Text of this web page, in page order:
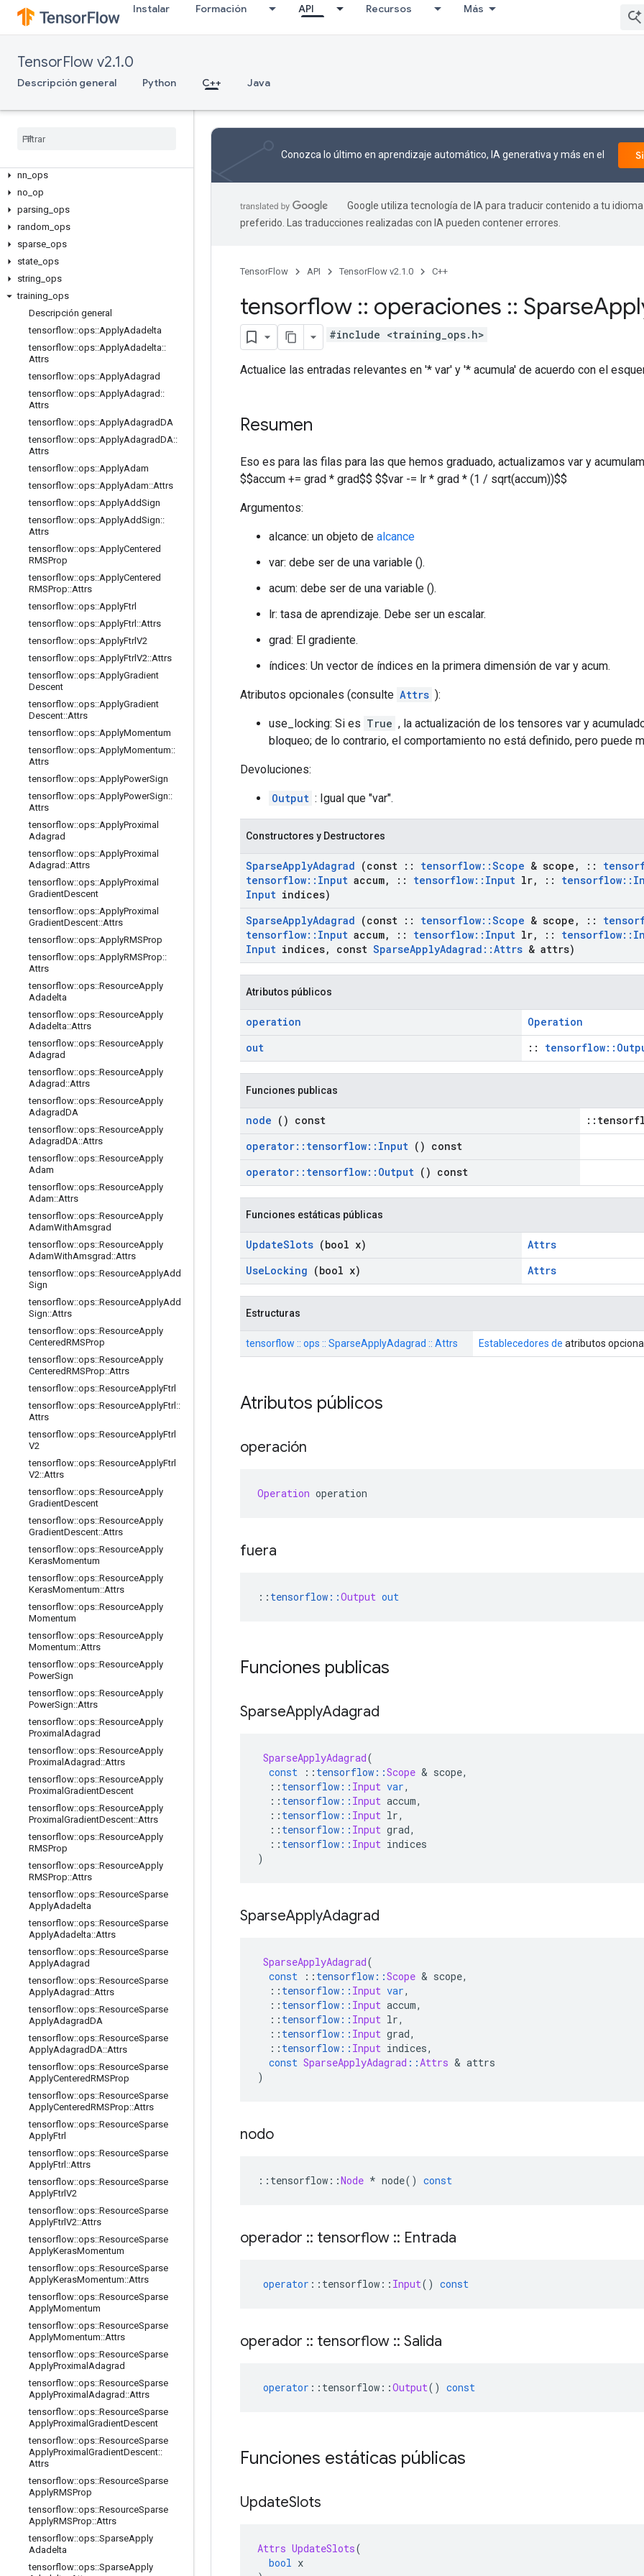
Instalar Formación API Recursos Más
TensorFlow v2.1.0
Descripción general Python C++ Java
array_ops
candidate_sampling_ops
control_flow_ops
data_flow_ops
logging
nn ops
no op
parsing ops
random ops
sparse ops
state ops
string ops
training ops
Descripción general
tensorflow::ops::ApplyAdadelta
tensorflow::ops::ApplyAdadelta::
Attrs
tensorflow::ops::ApplyAdagrad
tensorflow::ops::ApplyAdagrad ::
Attrs
tensorflow::ops::ApplyAdagradDA
tensorflow::ops::ApplyAdagradDA::
Attrs
tensorflow::ops::ApplyAdam
tensorflow::ops::ApplyAdam::Attrs
tensorflow::ops::ApplyAddSign
tensorflow::ops::ApplyAddSign::
Attrs
tensorflow::ops::ApplyCentered
RMSProp
tensorflow::ops::ApplyCentered
RMSProp::Attrs
tensorflow::ops::ApplyFtrl
tensorflow::ops::ApplyFtrl ::Attrs
tensorflow::ops::ApplyFtrlV2
tensorflow::ops::ApplyFtrlV2::Attrs
tensorflow::ops::ApplyGradient
Descent
tensorflow::ops::ApplyGradient
Descent::Attrs
tensorflow::ops::ApplyMomentum
tensorflow::ops::ApplyMomentum::
Attrs
tensorflow::ops::ApplyPowerSign
tensorflow::ops::ApplyPowerSign::
Attrs
tensorflow::ops::ApplyProximal
Adagrad
tensorflow::ops::ApplyProximal
Adagrad ::Attrs
tensorflow::ops::ApplyProximal
GradientDescent
tensorflow::ops::ApplyProximal
GradientDescent::Attrs
tensorflow::ops::ApplyRMSProp
tensorflow::ops::ApplyRMSProp::
Attrs
tensorflow::ops::ResourceApply
Adadelta
tensorflow::ops::ResourceApply
Adadelta::Attrs
tensorflow::ops::ResourceApply
Adagrad
tensorflow::ops::ResourceApply
Adagrad ::Attrs
tensorflow::ops::ResourceApply
AdagradDA
tensorflow::ops::ResourceApply
AdagradDA::Attrs
tensorflow::ops::ResourceApply
Adam
tensorflow::ops::ResourceApply
Adam::Attrs
tensorflow::ops::ResourceApply
AdamWithAmsgrad
tensorflow::ops::ResourceApply
AdamWithAmsgrad ::Attrs
tensorflow::ops::ResourceApplyAdd
Sign
tensorflow::ops::ResourceApplyAdd
Sign::Attrs
tensorflow::ops::ResourceApply
CenteredRMSProp
tensorflow::ops::ResourceApply
CenteredRMSProp::Attrs
tensorflow::ops::ResourceApplyFtrl
tensorflow::ops::ResourceApplyFtrl ::
Attrs
tensorflow::ops::ResourceApplyFtrl
V2
tensorflow::ops::ResourceApplyFtrl
V2::Attrs
tensorflow::ops::ResourceApply
GradientDescent
tensorflow::ops::ResourceApply
GradientDescent::Attrs
tensorflow::ops::ResourceApply
KerasMomentum
tensorflow::ops::ResourceApply
KerasMomentum::Attrs
tensorflow::ops::ResourceApply
Momentum
tensorflow::ops::ResourceApply
Momentum::Attrs
tensorflow::ops::ResourceApply
PowerSign
tensorflow::ops::ResourceApply
PowerSign::Attrs
tensorflow::ops::ResourceApply
Proximal Adagrad
tensorflow::ops::ResourceApply
Proximal Adagrad ::Attrs
tensorflow::ops::ResourceApply
Proximal GradientDescent
tensorflow::ops::ResourceApply
Proximal GradientDescent::Attrs
tensorflow::ops::ResourceApply
RMSProp
tensorflow::ops::ResourceApply
RMSProp::Attrs
tensorflow::ops::ResourceSparse
ApplyAdadelta
tensorflow::ops::ResourceSparse
ApplyAdadelta::Attrs
tensorflow::ops::ResourceSparse
ApplyAdagrad
tensorflow::ops::ResourceSparse
ApplyAdagrad ::Attrs
tensorflow::ops::ResourceSparse
ApplyAdagradDA
tensorflow::ops::ResourceSparse
ApplyAdagradDA::Attrs
tensorflow::ops::ResourceSparse
ApplyCenteredRMSProp
tensorflow::ops::ResourceSparse
ApplyCenteredRMSProp::Attrs
tensorflow::ops::ResourceSparse
ApplyFtrl
tensorflow::ops::ResourceSparse
ApplyFtrl ::Attrs
tensorflow::ops::ResourceSparse
ApplyFtrlV2
tensorflow::ops::ResourceSparse
ApplyFtrlV2::Attrs
tensorflow::ops::ResourceSparse
ApplyKerasMomentum
tensorflow::ops::ResourceSparse
ApplyKerasMomentum::Attrs
tensorflow::ops::ResourceSparse
ApplyMomentum
tensorflow::ops::ResourceSparse
ApplyMomentum::Attrs
tensorflow::ops::ResourceSparse
ApplyProximal Adagrad
tensorflow::ops::ResourceSparse
ApplyProximal Adagrad ::Attrs
tensorflow::ops::ResourceSparse
ApplyProximal GradientDescent
tensorflow::ops::ResourceSparse
ApplyProximal GradientDescent::
Attrs
tensorflow::ops::ResourceSparse
ApplyRMSProp
tensorflow::ops::ResourceSparse
ApplyRMSProp::Attrs
tensorflow::ops::SparseApply
Adadelta
tensorflow::ops::SparseApply
Conozca lo último en aprendizaje automático, IA generativa y más en el
Google utiliza tecnología de IA para traducir contenido a tu idioma
preferido. Las traducciones realizadas con IA pueden contener errores.
TensorFlow API TensorFlow v2.1.0 C++
tensorflow :: operaciones :: Sparse
#include <training_ops.h>
Actualice las entradas relevantes en '* var' y '* acumula' de acuerdo con el
Resumen
Eso es para las filas para las que hemos graduado, actualizamos var y
$$accum += grad * grad$$ $$var -= lr * grad * (1 / sqrt(accum))$$
Argumentos:
alcance: un objeto de alcance
var: debe ser de una variable ().
acum: debe ser de una variable ().
lr: tasa de aprendizaje. Debe ser un escalar.
grad: El gradiente.
índices: Un vector de índices en la primera dimensión de var y acum.
Atributos opcionales (consulte Attrs ):
use_locking: Si es True , la actualización de los tensores var y
bloqueo; de lo contrario, el comportamiento no está definido, pero puede
Devoluciones:
Output : Igual que "var".
Constructores y Destructores
SparseApplyAdagrad (const :: tensorflow::Scope & scope , ::
tensorflow:: Input accum, :: tensorflow:: Input lr, :: tensorflow::
Input indices)
SparseApplyAdagrad (const :: tensorflow::Scope & scope , ::
tensorflow:: Input accum, :: tensorflow:: Input lr, :: tensorflow::
Input indices, const SparseApplyAdagrad ::Attrs & attrs)
Atributos públicos
operation
Operation
out
::
Funciones publicas
node () const
operator:: tensorflow:: Input () const
operator:: tensorflow:: Output () const
Funciones estáticas públicas
UpdateSlots (bool x)
Attrs
UseLocking (bool x) Attrs
Estructuras
tensorflow :: ops :: SparseApplyAdagrad :: Attrs Establecedores de atributos
Atributos públicos
operación
Operation operation
fuera
:: tensorflow ::Output out
Funciones publicas
SparseApplyAdagrad
SparseApplyAdagrad(
const
:: tensorflow ::Scope & scope,
:: tensorflow :: Input var,
:: tensorflow :: Input accum,
:: tensorflow :: Input lr,
:: tensorflow :: Input grad,
:: tensorflow :: Input indices
)
SparseApplyAdagrad
SparseApplyAdagrad(
const
:: tensorflow ::Scope & scope,
:: tensorflow :: Input var,
:: tensorflow :: Input accum,
:: tensorflow :: Input lr,
:: tensorflow :: Input grad,
:: tensorflow :: Input indices,
const SparseApplyAdagrad ::Attrs & attrs
)
nodo
:: tensorflow ::Node * node() const
operador :: tensorflow :: Entrada
operator :: tensorflow :: Input() const
operador :: tensorflow :: Salida
operator :: tensorflow ::Output() const
Funciones estáticas públicas
UpdateSlots
Attrs UpdateSlots(
bool x